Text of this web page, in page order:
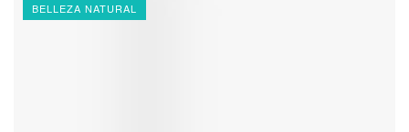
BELLEZA NATURAL